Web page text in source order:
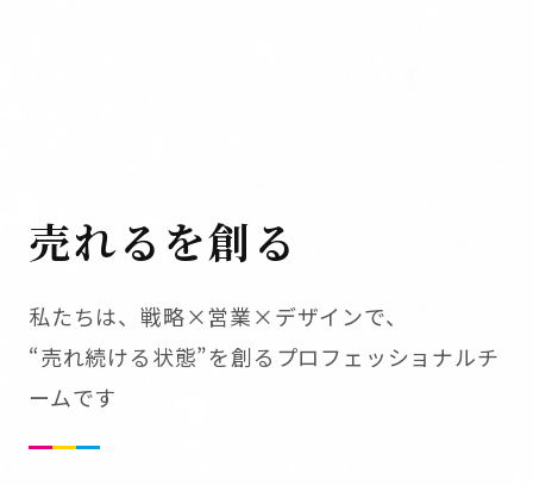
売れるを創る
私たちは、戦略×営業×デザインで、
“売れ続ける状態”を創るプロフェッショナルチ
ームです